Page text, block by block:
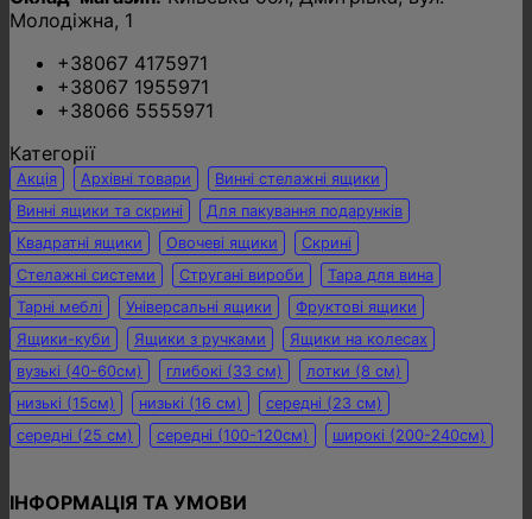
Молодіжна, 1
+38067 4175971
+38067 1955971
+38066 5555971
Категорії
Акція Архівні товари
Винні стелажні ящики
Винні ящики та скрині
Для пакування подарунків
Квадратні ящики
Овочеві ящики
Скрині
Стелажні системи
Стругані вироби
Тара для вина
Тарні меблі
Універсальні ящики
Фруктові ящики
Ящики-куби
Ящики з ручками
Ящики на колесах
вузькі (40-60см)
глибокі (33 см)
лотки (8 см)
низькі (15см)
низькі (16 см)
середні (23 см)
середні (25 см)
середні (100-120см) широкі (200-240см)
ІНФОРМАЦІЯ ТА УМОВИ